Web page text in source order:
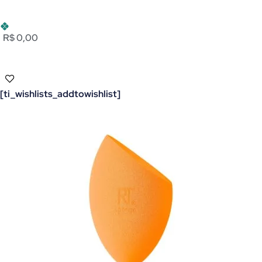
R$ 0,00
[ti_wishlists_addtowishlist]